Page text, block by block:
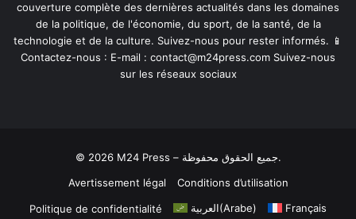
couverture complète des dernières actualités dans les domaines
de la politique, de l'économie, du sport, de la santé, de la
technologie et de la culture. Suivez-nous pour rester informés. 📱
Contactez-nous : E-mail : contact@m24press.com Suivez-nous
sur les réseaux sociaux
© 2026 M24 Press – جميع الحقوق محفوظة.
Avertissement légal
Conditions d’utilisation
Politique de confidentialité العربية(Arabe) Français